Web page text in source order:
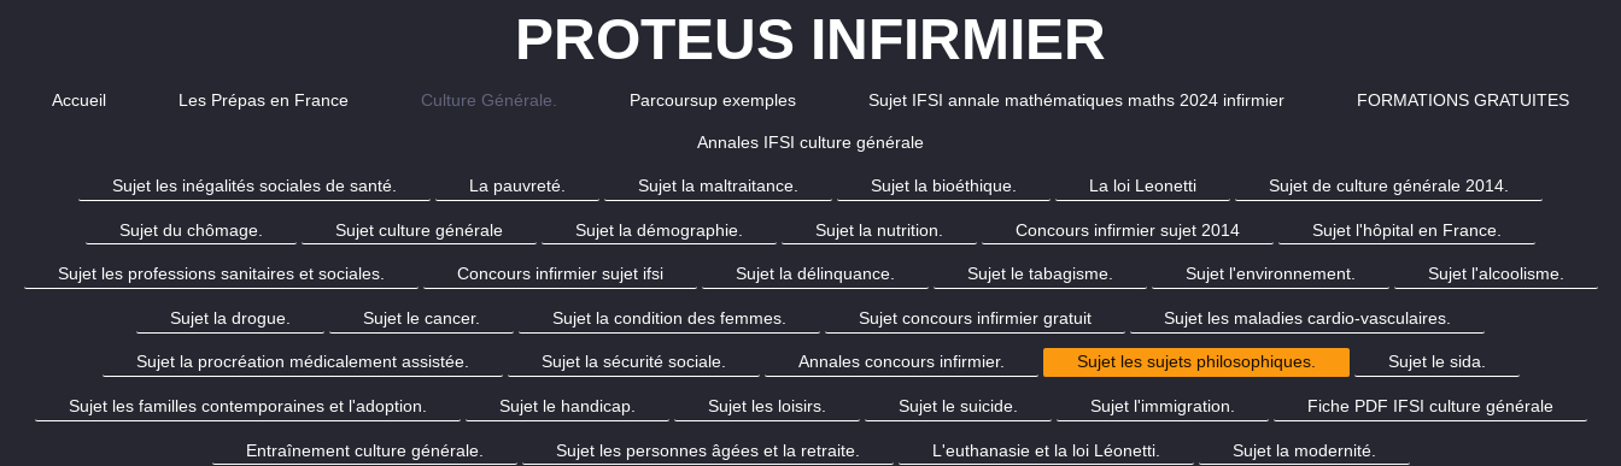
PROTEUS INFIRMIER
Accueil Les Prépas en France Culture Générale. Parcoursup exemples Sujet IFSI annale mathématiques maths 2024 infirmier FORMATIONS GRATUITES
Annales IFSI culture générale
Sujet les inégalités sociales de santé. La pauvreté. Sujet la maltraitance. Sujet la bioéthique. La loi Leonetti Sujet de culture générale 2014.
Sujet du chômage. Sujet culture générale Sujet la démographie. Sujet la nutrition. Concours infirmier sujet 2014 Sujet l'hôpital en France.
Sujet les professions sanitaires et sociales. Concours infirmier sujet ifsi Sujet la délinquance. Sujet le tabagisme. Sujet l'environnement. Sujet l'alcoolisme.
Sujet la drogue. Sujet le cancer. Sujet la condition des femmes. Sujet concours infirmier gratuit Sujet les maladies cardio-vasculaires.
Sujet la procréation médicalement assistée. Sujet la sécurité sociale. Annales concours infirmier. Sujet les sujets philosophiques. Sujet le sida.
Sujet les familles contemporaines et l'adoption. Sujet le handicap. Sujet les loisirs. Sujet le suicide. Sujet l'immigration. Fiche PDF IFSI culture générale
Entraînement culture générale. Sujet les personnes âgées et la retraite. L'euthanasie et la loi Léonetti. Sujet la modernité.